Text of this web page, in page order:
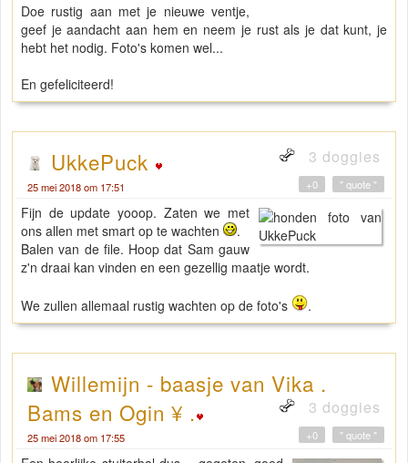
Doe rustig aan met je nieuwe ventje,
geef je aandacht aan hem en neem je rust als je dat kunt, je
hebt het nodig. Foto's komen wel...
En gefeliciteerd!
UkkePuck 3 doggies
25 mei 2018 om 17:51 " quote "
+0
Fijn de update yooop. Zaten we met
ons allen met smart op te wachten
.
Balen van de file. Hoop dat Sam gauw
z'n draai kan vinden en een gezellig maatje wordt.
We zullen allemaal rustig wachten op de foto's .
Willemijn - baasje van Vika .
Bams en Ogin ¥ .
3 doggies
25 mei 2018 om 17:55 " quote "
+0